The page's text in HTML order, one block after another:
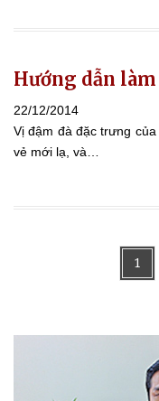
Hướng dẫn
22/12/2014
Vị đậm đà đặc trưng
vẻ mới lạ, và…
1